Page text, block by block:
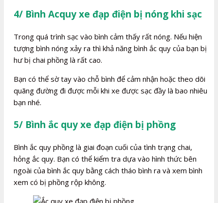
4/ Bình Acquy xe đạp điện bị nóng khi sạc
Trong quá trình sạc vào bình cảm thấy rất nóng. Nếu hiện
tượng bình nóng xảy ra thì khả năng bình ắc quy của bạn bị
hư bị chai phồng là rất cao.
Bạn có thể sờ tay vào chỗ bình để cảm nhận hoặc theo dõi
quãng đường đi được mỗi khi xe được sạc đầy là bao nhiêu
bạn nhé.
5/ Bình ắc quy xe đạp điện bị phồng
Bình ắc quy phồng là giai đoạn cuối của tình trạng chai,
hỏng ắc quy. Bạn có thể kiểm tra dựa vào hình thức bên
ngoài của bình ắc quy bằng cách tháo bình ra và xem bình
xem có bị phồng rộp không.